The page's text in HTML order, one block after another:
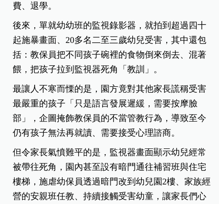
費、退學。
後來，單就幼幼班的監視錄影器，就拍到超過四十
起施暴畫面、20多名二至三歲幼兒受害，其中還包
括：教保員把不同孩子碗裡的食物倒來倒去、混著
餵，把孩子拉到監視器死角「教訓」。
最讓人不寒而慄的是，園方竟對其他家長謊稱受害
最嚴重的孩子「只是語言發展遲緩，需要按摩臉
部」，企圖掩飾教保員的不當管教行為，導致至今
仍有孩子無法再就讀、需要接受心理諮商。
但令家長氣憤難平的是，監視器畫面顯示幼兒經常
被帶往死角，園內甚至設有暗門通往補習班與住宅
樓梯，施虐幼保員透過暗門改到幼兒園2樓、家族經
營的安親班任教、持續接觸受害幼童，讓家長們心